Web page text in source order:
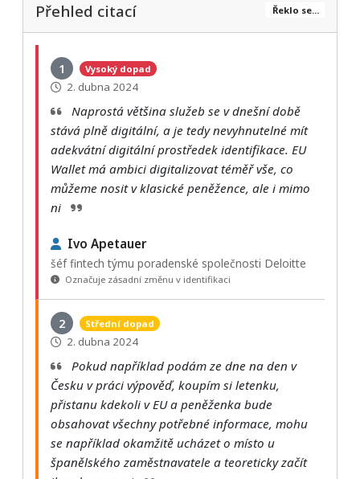
Řeklo se...
Přehled citací
1 Vysoký dopad
2. dubna 2024
Naprostá většina služeb se v dnešní době
stává plně digitální, a je tedy nevyhnutelné mít
adekvátní digitální prostředek identifikace. EU
Wallet má ambici digitalizovat téměř vše, co
můžeme nosit v klasické peněžence, ale i mimo
ni
Ivo Apetauer
šéf fintech týmu poradenské společnosti Deloitte
Označuje zásadní změnu v identifikaci
2 Střední dopad
2. dubna 2024
Pokud například podám ze dne na den v
Česku v práci výpověď, koupím si letenku,
přistanu kdekoli v EU a peněženka bude
obsahovat všechny potřebné informace, mohu
se například okamžitě ucházet o místo u
španělského zaměstnavatele a teoreticky začít